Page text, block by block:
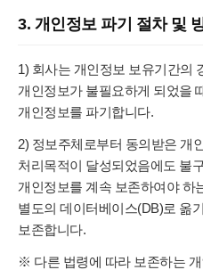
3. 개인정보 파기 절차 및
1) 회사는 개인정보 보유기간의
개인정보가 불필요하게 되었을
개인정보를 파기합니다.
2) 정보주체로부터 동의받은 개
처리목적이 달성되었음에도 불
개인정보를 계속 보존하여야 하
별도의 데이터베이스(DB)로 옮
보존합니다.
※ 다른 법령에 따라 보존하는